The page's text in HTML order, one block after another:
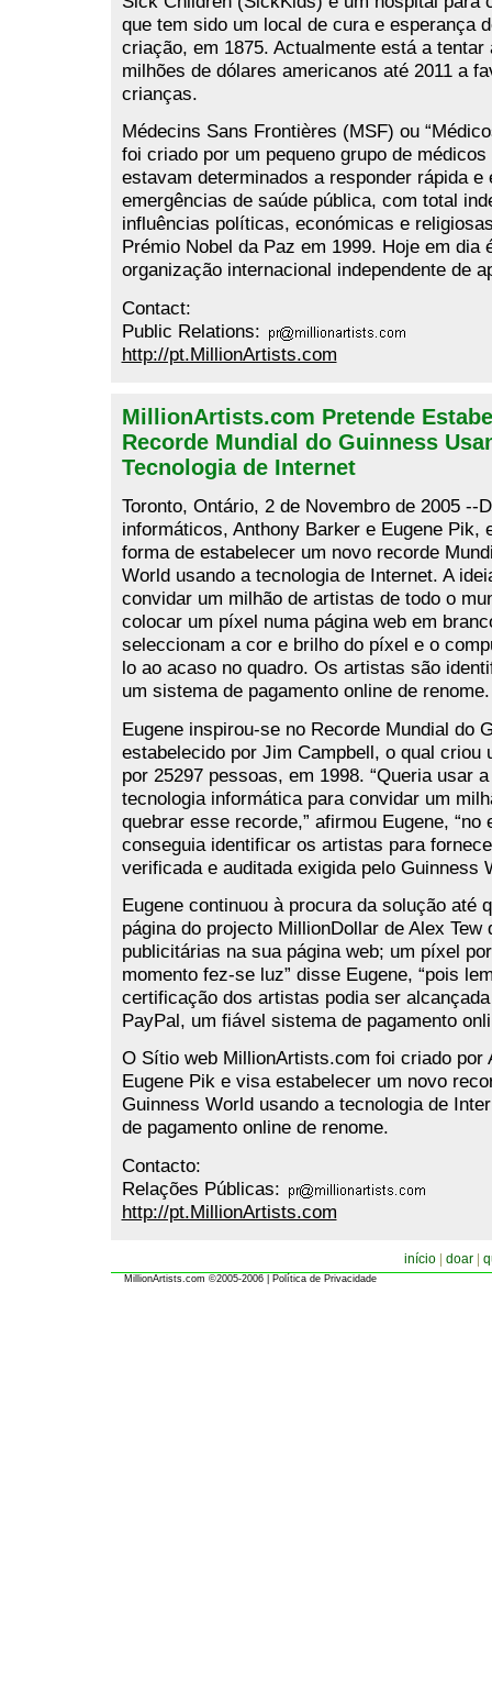
que tem sido um local de cura e esperança
criação, em 1875. Actualmente está a tentar
milhões de dólares americanos até 2011 a
crianças.
Médecins Sans Frontières (MSF) ou
foi criado por um pequeno grupo de
estavam determinados a responder rápida e
emergências de saúde pública, com total
influências políticas, económicas e
Prémio Nobel da Paz em 1999. Hoje em dia
organização internacional independente de
Contact:
Public Relations:
http://pt.MillionArtists.com
MillionArtists.com Pretende
Recorde Mundial do Guinness
Tecnologia de Internet
Toronto, Ontário, 2 de Novembro de 2005 --
informáticos, Anthony Barker e Eugene Pik,
forma de estabelecer um novo recorde
World usando a tecnologia de Internet. A
convidar um milhão de artistas de todo o
colocar um píxel numa página web em
seleccionam a cor e brilho do píxel e o
lo ao acaso no quadro. Os artistas são
um sistema de pagamento online de renome.
Eugene inspirou-se no Recorde Mundial do
estabelecido por Jim Campbell, o qual criou
por 25297 pessoas, em 1998. “Queria usar
tecnologia informática para convidar um
quebrar esse recorde,” afirmou Eugene, “no
conseguia identificar os artistas para
verificada e auditada exigida pelo Guinness
Eugene continuou à procura da solução até
página do projecto MillionDollar de Alex Tew
publicitárias na sua página web; um píxel
momento fez-se luz” disse Eugene, “pois
certificação dos artistas podia ser
PayPal, um fiável sistema de pagamento
O Sítio web MillionArtists.com foi criado por
Eugene Pik e visa estabelecer um novo
Guinness World usando a tecnologia de
de pagamento online de renome.
Contacto:
Relações Públicas:
http://pt.MillionArtists.com
início| doar|
MillionArtists.com ©2005-2006 Política de Privacidade